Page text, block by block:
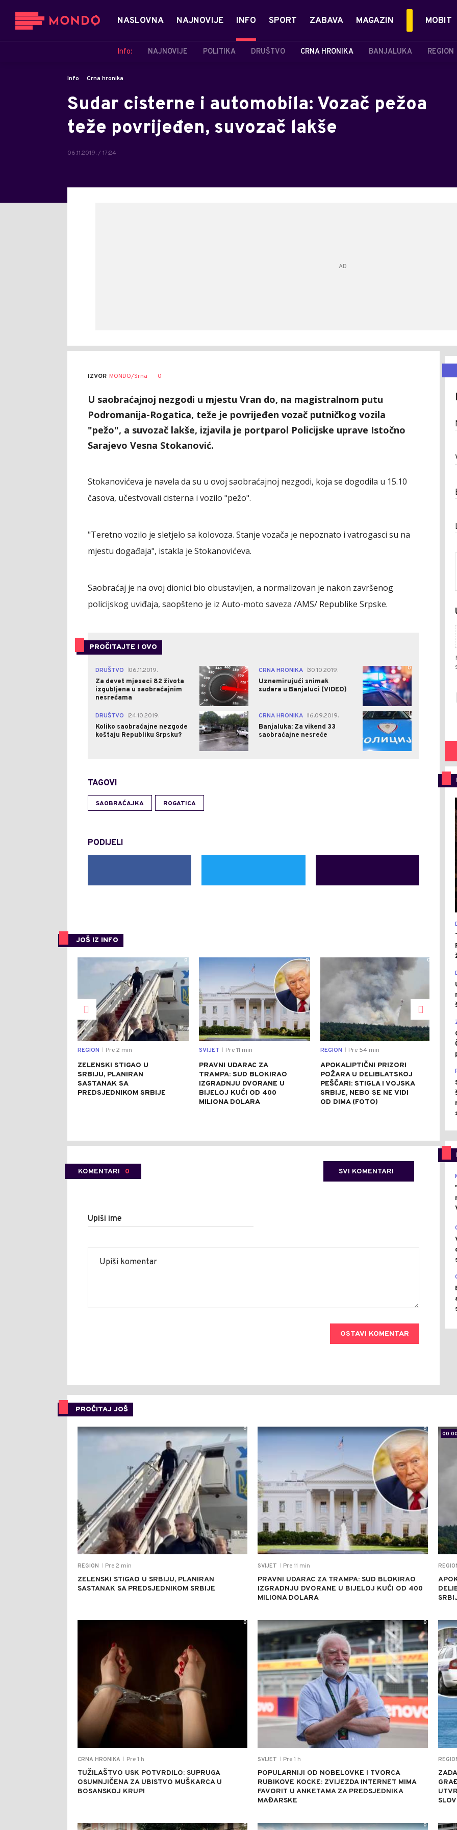
NASLOVNA NAJNOVIJE INFO
Info: NAJNOVIJE POLITIKA DRUŠTVO CRNA HRONIKA BANJALUKA REGION
SPORT ZABAVA MAGAZIN MOBIT
Info Crna hronika
Sudar cisterne i automobila: Vozač pežoa
teže povrijeđen, suvozač lakše
06.11.2019. / 17:24
IZVOR MONDO/Srna 0
U saobraćajnoj nezgodi u mjestu Vran do, na magistralnom putu
Podromanija-Rogatica, teže je povrijeđen vozač putničkog vozila
"pežo", a suvozač lakše, izjavila je portparol Policijske uprave Istočno
Sarajevo Vesna Stokanović.
Stokanovićeva je navela da su u ovoj saobraćajnoj nezgodi, koja se dogodila u 15.10
časova, učestvovali cisterna i vozilo "pežo".
"Teretno vozilo je sletjelo sa kolovoza. Stanje vozača je nepoznato i vatrogasci su na
mjestu događaja", istakla je Stokanovićeva.
Saobraćaj je na ovoj dionici bio obustavljen, a normalizovan je nakon završenog
policijskog uviđaja, saopšteno je iz Auto-moto saveza /AMS/ Republike Srpske.
PROČITAJTE I OVO
DRUŠTVO
06.11.2019.
Za devet mjeseci 82 života
izgubljena u saobraćajnim
nesrećama
0 CRNA HRONIKA 30.10.2019.
Uznemirujući snimak
sudara u Banjaluci (VIDEO)
0
DRUŠTVO
24.10.2019.
Koliko saobraćajne nezgode
koštaju Republiku Srpsku?
0 CRNA HRONIKA 16.09.2019.
Banjaluka: Za vikend 33
saobraćajne nesreće
1
TAGOVI
SAOBRAĆAJKA ROGATICA
PODIJELI
JOŠ IZ INFO
0
REGION Pre 2 min
ZELENSKI STIGAO U
SRBIJU, PLANIRAN
SASTANAK SA
PREDSJEDNIKOM SRBIJE
0
SVIJET Pre 11 min
PRAVNI UDARAC ZA
TRAMPA: SUD BLOKIRAO
IZGRADNJU DVORANE U
BIJELOJ KUĆI OD 400
MILIONA DOLARA
0
REGION Pre 54 min
APOKALIPTIČNI PRIZORI
POŽARA U DELIBLATSKOJ
PEŠČARI: STIGLA I VOJSKA
SRBIJE, NEBO SE NE VIDI
OD DIMA (FOTO)
KOMENTARI 0 SVI KOMENTARI
Upiši ime
OSTAVI KOMENTAR
PROČITAJ JOŠ
REGION Pre 2 min
ZELENSKI STIGAO U SRBIJU, PLANIRAN
SASTANAK SA PREDSJEDNIKOM SRBIJE
0
SVIJET Pre 11 min
PRAVNI UDARAC ZA TRAMPA: SUD BLOKIRAO
IZGRADNJU DVORANE U BIJELOJ KUĆI OD 400
MILIONA DOLARA
0
00:00
CRNA HRONIKA Pre 1 h
TUŽILAŠTVO USK POTVRDILO: SUPRUGA
OSUMNJIČENA ZA UBISTVO MUŠKARCA U
BOSANSKOJ KRUPI
0
SVIJET Pre 1 h
POPULARNIJI OD NOBELOVKE I TVORCA
RUBIKOVE KOCKE: ZVIJEZDA INTERNET MIMA
FAVORIT U ANKETAMA ZA PREDSJEDNIKA
MAĐARSKE
0
0 0